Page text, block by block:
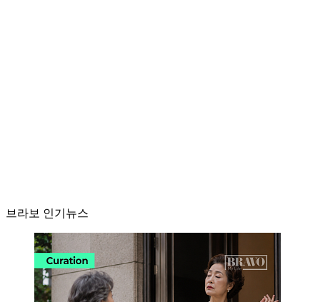
브라보 인기뉴스